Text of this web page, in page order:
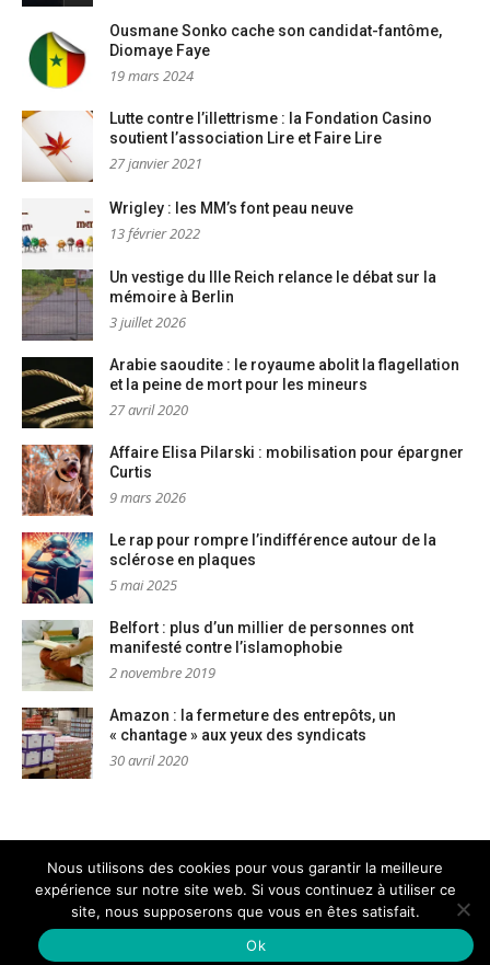
Ousmane Sonko cache son candidat-fantôme,
Diomaye Faye
19 mars 2024
Lutte contre l’illettrisme : la Fondation Casino
soutient l’association Lire et Faire Lire
27 janvier 2021
Wrigley : les MM’s font peau neuve
13 février 2022
Un vestige du IIIe Reich relance le débat sur la
mémoire à Berlin
3 juillet 2026
Arabie saoudite : le royaume abolit la flagellation
et la peine de mort pour les mineurs
27 avril 2020
Affaire Elisa Pilarski : mobilisation pour épargner
Curtis
9 mars 2026
Le rap pour rompre l’indifférence autour de la
sclérose en plaques
5 mai 2025
Belfort : plus d’un millier de personnes ont
manifesté contre l’islamophobie
2 novembre 2019
Amazon : la fermeture des entrepôts, un
« chantage » aux yeux des syndicats
30 avril 2020
Mentions légales
Nous contacter
Copyright © AM Dignités - L'info sociale, solidaire et engagée–
Thème Glob parFameThemes
Nous utilisons des cookies pour vous garantir la meilleure
expérience sur notre site web. Si vous continuez à utiliser ce
site, nous supposerons que vous en êtes satisfait.
Ok